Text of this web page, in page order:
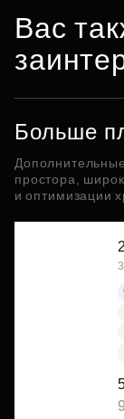
Вас
Больше
простора,
и оптимизации